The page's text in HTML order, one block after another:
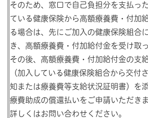
そのため、窓口で自己負担分を支払っ
ている健康保険から高額療養費・付加
る場合は、先にご加入の健康保険組合
き、高額療養費・付加給付金を受け取
その後、高額療養費・付加給付金の支
（加入している健康保険組合から交付
知または療養費等支給状況証明書）を
療費助成の償還払いをご申請いただきま
詳しくはお問い合わせください。